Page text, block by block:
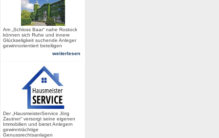
Am „Schloss Baar“ nahe Rostock
können sich Ruhe und innere
Glückseligkeit suchende Anleger
gewinnorientiert beteiligen
weiterlesen
Der „HausmeisterService Jörg
Zautner“ versorgt seine eigenen
Immobilien und bietet Anlegern
gewinnträchtige
Genussrechtsanlagen